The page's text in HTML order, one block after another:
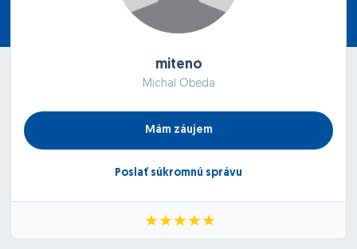
miteno
Michal Obeda
Mám záujem
Poslať súkromnú správu